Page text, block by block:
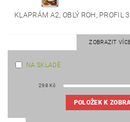
KLAPRÁM A2, OBLÝ ROH, PROFIL
ZOBRAZIT
NA SKLADĚ
298 Kč
POLOŽEK K